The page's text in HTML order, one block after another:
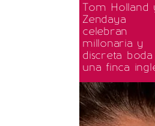
Tom Holland
Zendaya
celebran
millonaria y
discreta
una finca